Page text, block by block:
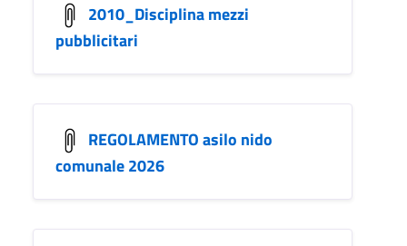
2010_Disciplina mezzi
pubblicitari
REGOLAMENTO asilo nido
comunale 2026